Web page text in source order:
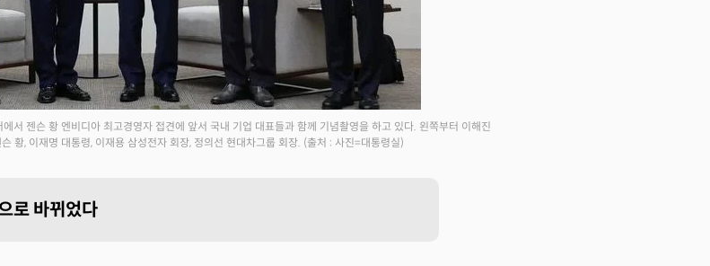
서 젠슨 황 엔비디아 최고경영자 접견에 앞서 국내 기업 대표들과 함께 기념촬영을 하고 있다. 왼쪽부터 이해진
황, 이재명 대통령, 이재용 삼성전자 회장, 정의선 현대차그룹 회장. (출처 : 사진=대통령실)
로 바뀌었다